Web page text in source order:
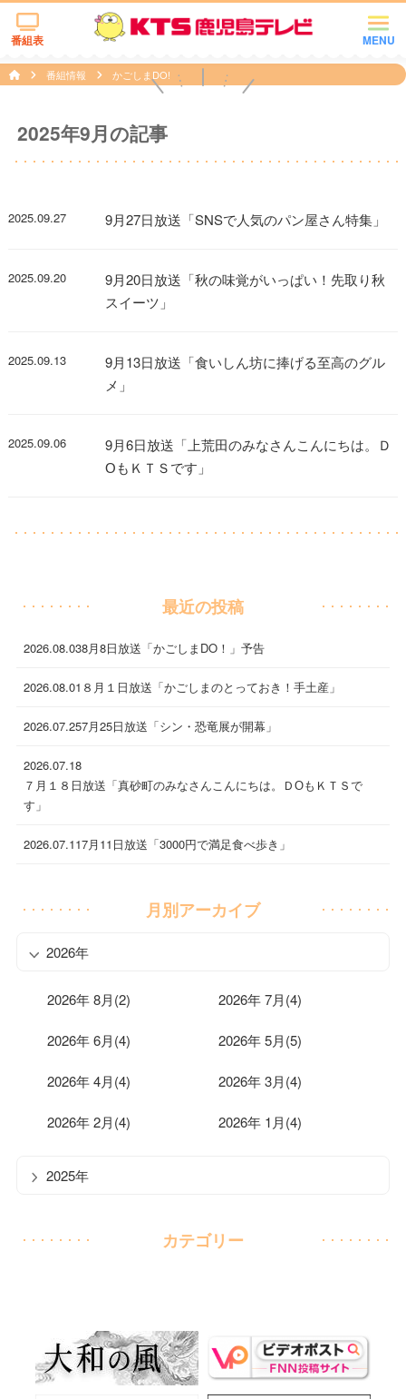
MENU
番組表
番組情報 かごしまDO!
2025年9月の記事
2025.09.27 9月27日放送「SNSで人気のパン屋さん特集」
2025.09.20
9月20日放送「秋の味覚がいっぱい！先取り秋
スイーツ」
2025.09.13
9月13日放送「食いしん坊に捧げる至高のグル
メ」
2025.09.06
9月6日放送「上荒田のみなさんこんにちは。Ｄ
ОもＫＴＳです」
最近の投稿
2026.08.038月8日放送「かごしまDO！」予告
2026.08.01 ８月１日放送「かごしまのとっておき！手土産」
2026.07.257月25日放送「シン・恐竜展が開幕」
2026.07.18
７月１８日放送「真砂町のみなさんこんにちは。ＤОもＫＴＳで
す」
2026.07.117月11日放送「3000円で満足食べ歩き」
月別アーカイブ
2026年
2026年 8月(2) 2026年 7月(4)
2026年 6月(4) 2026年 5月(5)
2026年 4月(4) 2026年 3月(4)
2026年 2月(4) 2026年 1月(4)
2025年
カテゴリー